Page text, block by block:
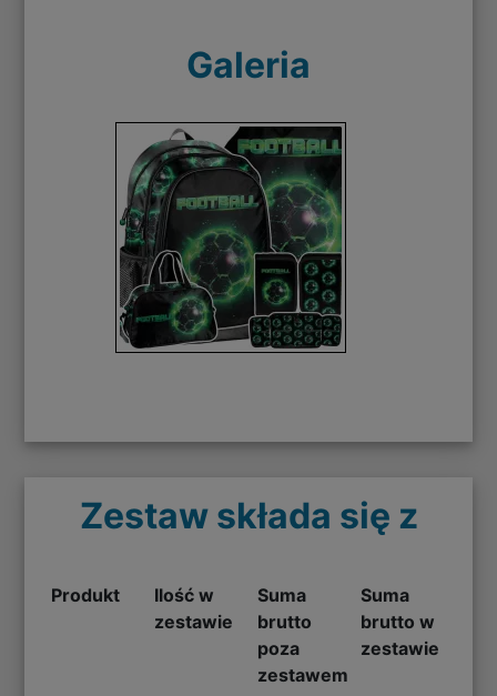
Galeria
Zestaw składa się z
Produkt
Ilość w
zestawie
Suma
brutto
poza
zestawem
Suma
brutto w
zestawie